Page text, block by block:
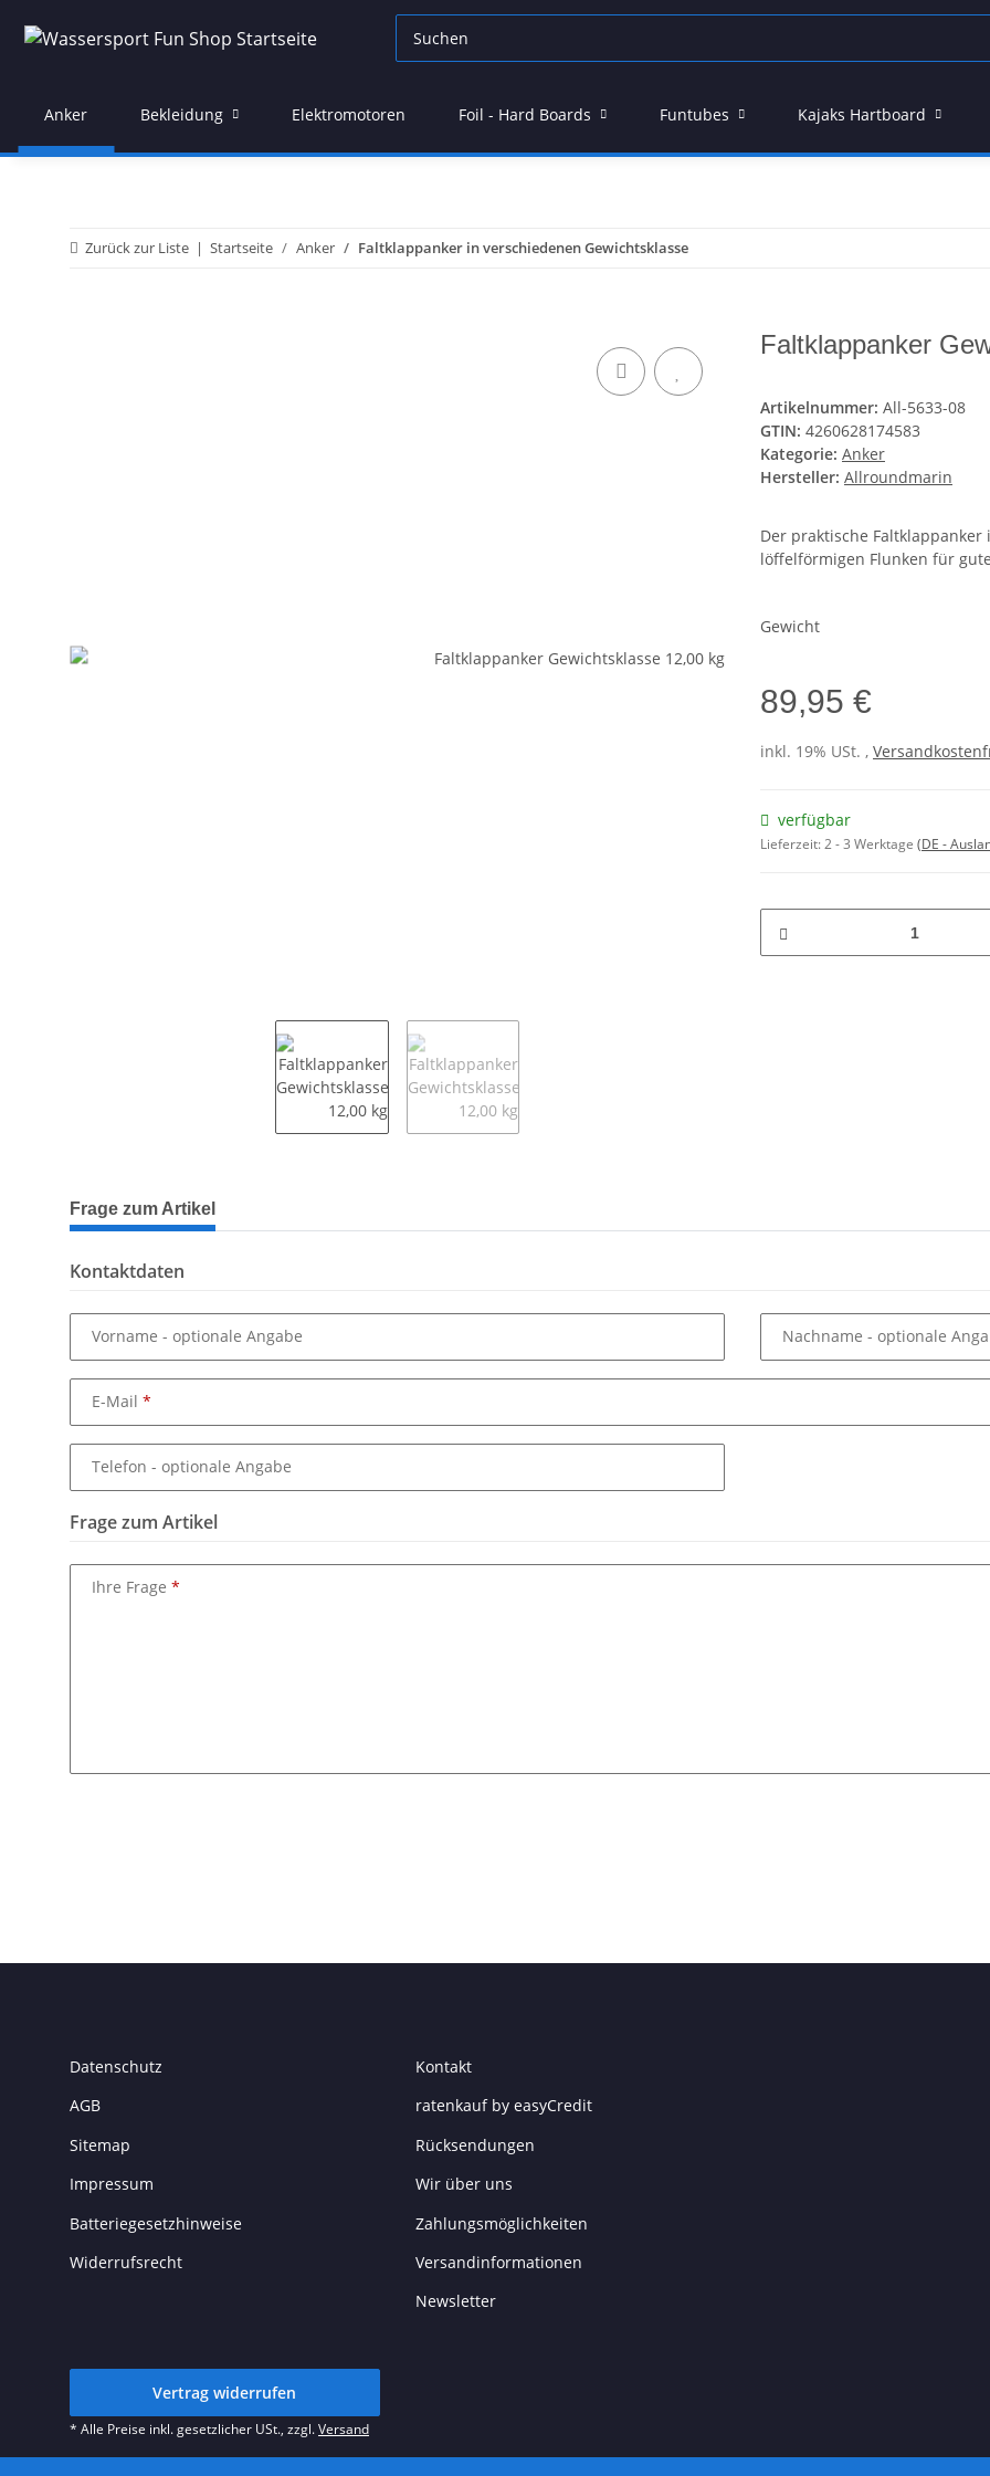
Anker Bekleidung Elektromotoren Foil - Hard Boards Funtubes Kajaks Hartboard
Zurück zur Liste Startseite Anker Faltklappanker in verschiedenen Gewichtsklasse
Faltklappanker
Artikelnummer: All-5633-08
GTIN: 4260628174583
Kategorie: Anker
Hersteller: Allroundmarin
Der praktische
löffelförmigen Flunken für
Gewicht
89,95 €
inkl. 19% USt. ,
verfügbar
Lieferzeit:2 - 3 Werktage (DE -
weitere Registerkarten anzeigen
Frage zum Artikel
Kontaktdaten
Vorname - optionale Angabe Nachname - optionale
E-Mail
Telefon - optionale Angabe
Frage zum Artikel
Ihre Frage
Datenschutz
AGB
Sitemap
Impressum
Batteriegesetzhinweise
Widerrufsrecht
Kontakt
ratenkauf by easyCredit
Rücksendungen
Wir über uns
Zahlungsmöglichkeiten
Versandinformationen
Newsletter
Vertrag widerrufen
* Alle Preise inkl. gesetzlicher USt., zzgl.Versand